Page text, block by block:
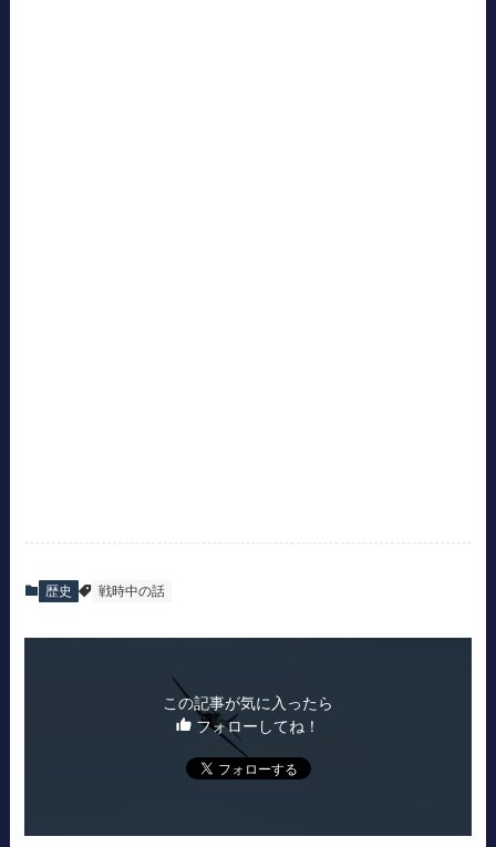
歴史 戦時中の話
この記事が気に入ったら
フォローしてね！